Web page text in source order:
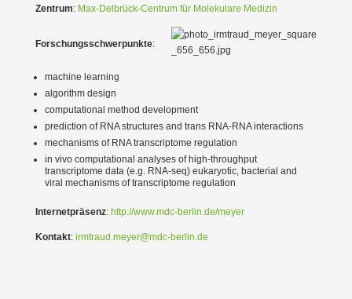
Zentrum: Max-Delbrück-Centrum für Molekulare Medizin
Forschungs­schwer­punkte:
machine learning
algorithm design
compu­ta­tional method develo­pment
prediction of RNA struc­tures and trans RNA-RNA inter­ac­tions
mecha­nisms of RNA transcriptome regulation
in vivo compu­ta­tional analyses of high-throughput
transcriptome data (e.g. RNA-seq) eukaryotic, bacterial and
viral mecha­nisms of transcriptome regulation
Inter­net­präsenz: http://www.mdc-berlin.de/meyer
Kontakt: irmtraud.meyer@mdc-berlin.de